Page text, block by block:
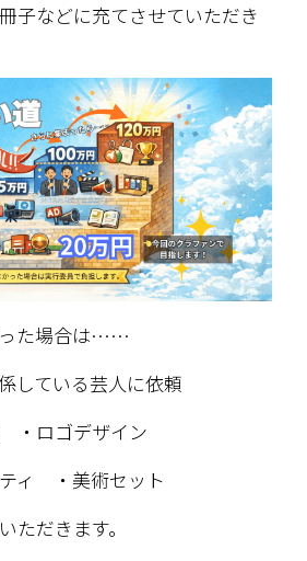
子などに充てさせていただき
った場合は……
している芸人に依頼
・ロゴデザイン
ィ　・美術セット
ただきます。